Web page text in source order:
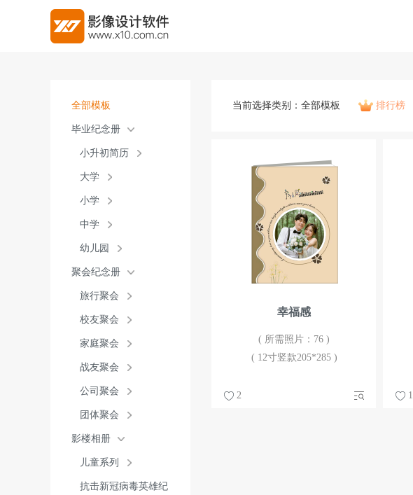
全部模板
毕业纪念册
小升初简历
大学
小学
中学
幼儿园
聚会纪念册
旅行聚会
校友聚会
家庭聚会
战友聚会
公司聚会
团体聚会
影楼相册
儿童系列
抗击新冠病毒英雄纪
当前选择类别： 全部模板 排行榜
幸福感
( 所需照片：76 )
( 12寸竖款205*285 )
2 1